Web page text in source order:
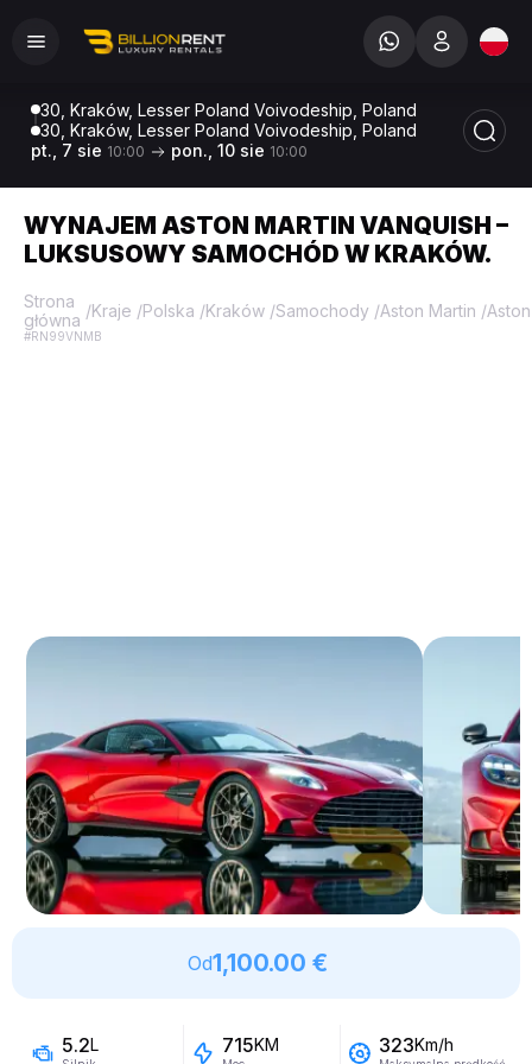
30, Kraków, Lesser Poland Voivodeship, Poland
30, Kraków, Lesser Poland Voivodeship, Poland
pt., 7 sie 10:00 pon., 10 sie 10:00
WYNAJEM ASTON MARTIN VANQUISH –
LUKSUSOWY SAMOCHÓD W KRAKÓW.
Strona
główna /Kraje /Polska /Kraków /Samochody /Aston Martin /
#RN99VNMB
Od1,100.00 €
5.2L 715KM 323Km/h